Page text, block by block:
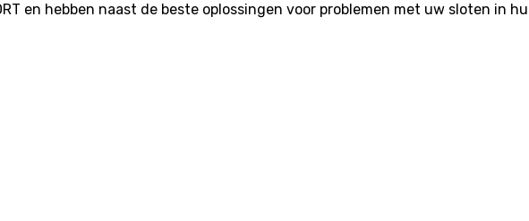
en hebben naast de beste oplossingen voor problemen met uw sloten